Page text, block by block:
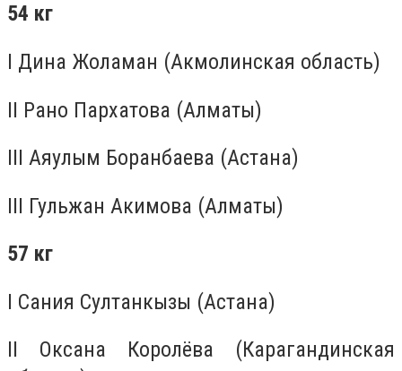
54 кг
I Дина Жоламан (Акмолинская область)
II Рано Пархатова (Алматы)
III Аяулым Боранбаева (Астана)
III Гульжан Акимова (Алматы)
57 кг
I Сания Султанкызы (Астана)
II Оксана Королёва (Карагандинская